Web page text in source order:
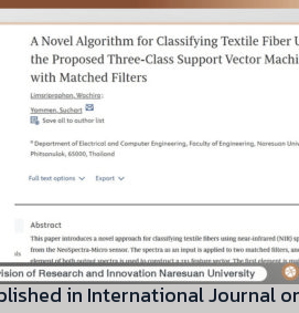
in International Journal